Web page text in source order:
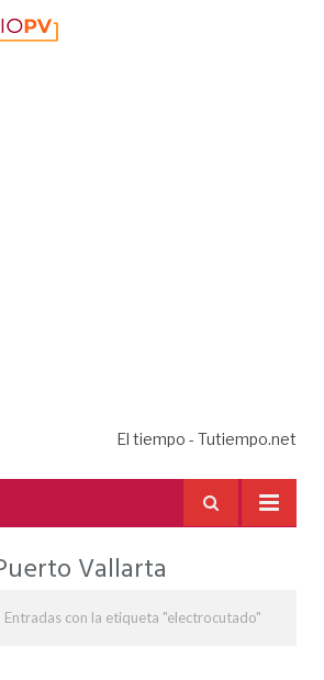
El tiempo - Tutiempo.net
Vallarta
Entradas con la etiqueta "electrocutado"